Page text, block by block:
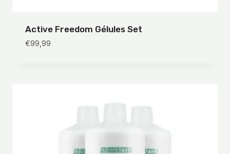
Active Freedom Gélules Set
€99,99